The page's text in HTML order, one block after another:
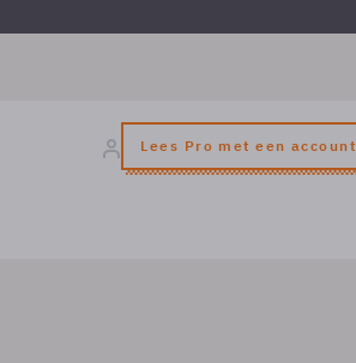
Lees Pro met een account